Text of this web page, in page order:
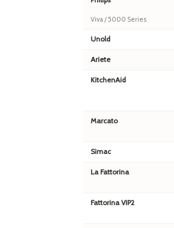
Viva / 5000 Series
Unold
Ariete
KitchenAid
Marcato
Simac
La Fattorina
Fattorina VIP2